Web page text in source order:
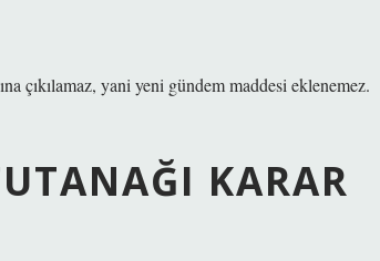
çıkılamaz, yani yeni gündem maddesi eklenemez.
KARAR